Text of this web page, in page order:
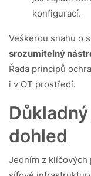
konfigurací.
Veškerou snahu o
srozumitelný
Řada principů
i v OT prostředí.
dohled
Jedním z